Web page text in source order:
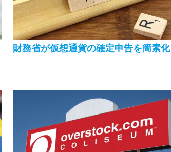
財務省が仮想通貨の確定申告を簡素化